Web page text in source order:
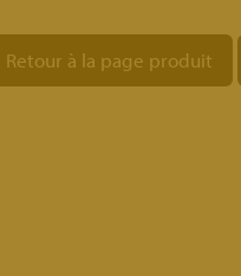
Retour à la page produit